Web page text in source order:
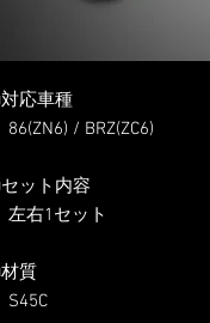
応車種
86(ZN6) / BRZ(ZC6)
ット内容
左右1セット
質
S45C